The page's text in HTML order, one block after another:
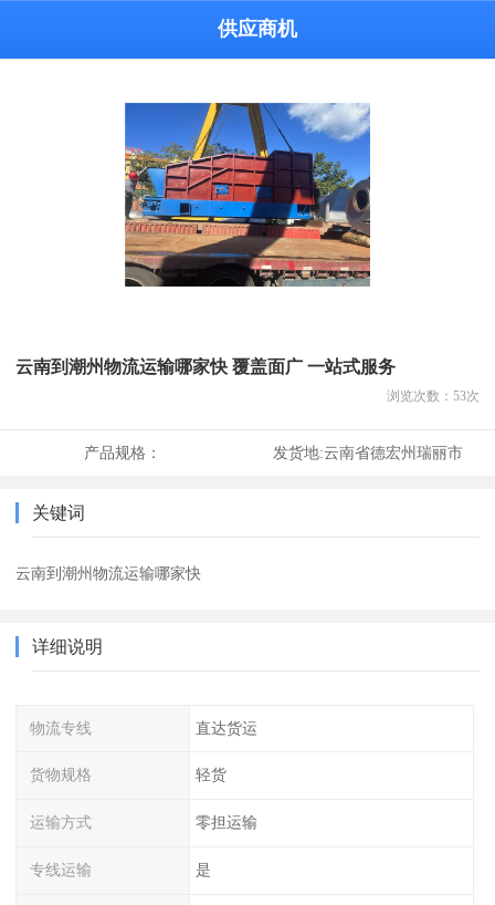
供应商机
云南到潮州物流运输哪家快 覆盖面广 一站式服务
浏览次数： 53次
产品规格： 发货地:云南省德宏州瑞丽市
关键词
云南到潮州物流运输哪家快
详细说明
物流专线 直达货运
货物规格 轻货
运输方式 零担运输
专线运输 是